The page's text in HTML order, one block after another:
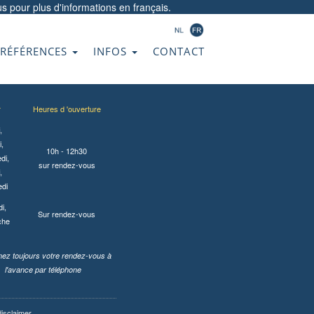
pour plus d'informations en français.
RÉFÉRENCES INFOS CONTACT
Heures d 'ouverture
10h - 12h30
sur rendez-vous
Sur rendez-vous
toujours votre rendez-vous à
l'avance par téléphone